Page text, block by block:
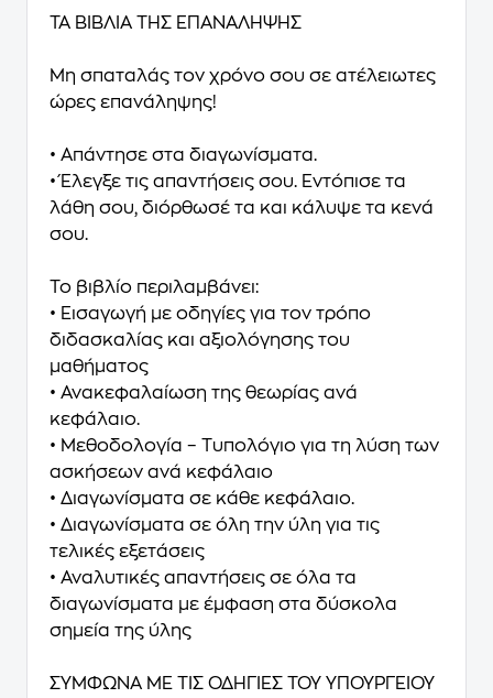
ΤΑ ΒΙΒΛΙΑ ΤΗΣ ΕΠΑΝΑΛΗΨΗΣ
Μη σπαταλάς τον χρόνο σου σε ατέλειωτες
ώρες επανάληψης!
• Απάντησε στα διαγωνίσματα.
• Έλεγξε τις απαντήσεις σου. Εντόπισε τα
λάθη σου, διόρθωσέ τα και κάλυψε τα κενά
σου.
Το βιβλίο περιλαμβάνει:
• Εισαγωγή με οδηγίες για τον τρόπο
διδασκαλίας και αξιολόγησης του
μαθήματος
• Ανακεφαλαίωση της θεωρίας ανά
κεφάλαιο.
• Μεθοδολογία – Τυπολόγιο για τη λύση των
ασκήσεων ανά κεφάλαιο
• Διαγωνίσματα σε κάθε κεφάλαιο.
• Διαγωνίσματα σε όλη την ύλη για τις
τελικές εξετάσεις
• Αναλυτικές απαντήσεις σε όλα τα
διαγωνίσματα με έμφαση στα δύσκολα
σημεία της ύλης
ΣΥΜΦΩΝΑ ΜΕ ΤΙΣ ΟΔΗΓΙΕΣ ΤΟΥ ΥΠΟΥΡΓΕΙΟΥ